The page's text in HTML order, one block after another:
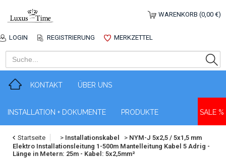
LOGIN REGISTRIERUNG MERKZETTEL
WARENKORB (0,00 €)
KONTAKT ÜBER UNS
INSTALLATION + DOKUMENTE PRODUKTE SALE %
Startseite > Installationskabel > NYM-J 5x2,5 / 5x1,5 mm
Elektro Installationsleitung 1-500m Mantelleitung Kabel 5 Adrig -
Länge in Metern: 25m - Kabel: 5x2,5mm²